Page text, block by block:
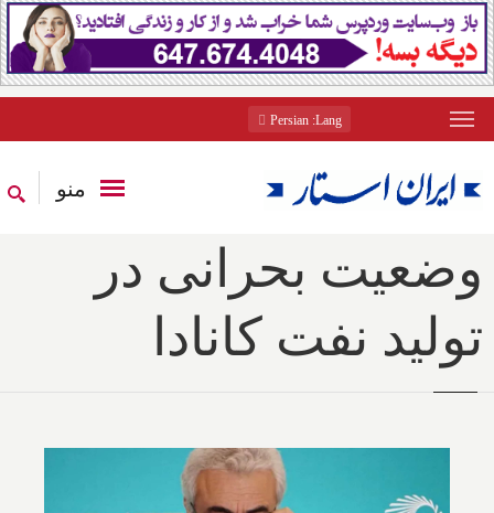
Lang
: Persian
منو
وضعیت بحرانی در
تولید نفت کانادا